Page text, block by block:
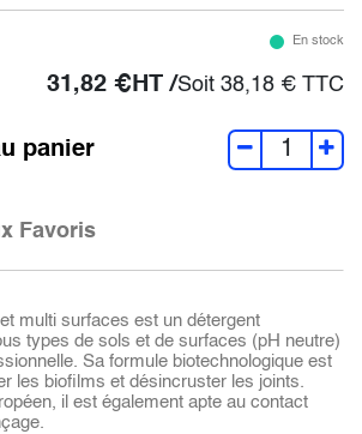
En stock
31,82 €HT /Soit 38,18 € TTC
panier
Favoris
multi surfaces est un détergent
types de sols et de surfaces (pH neutre)
Sa formule biotechnologique est
les biofilms et désincruster les joints.
il est également apte au contact